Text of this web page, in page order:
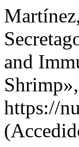
and
https://